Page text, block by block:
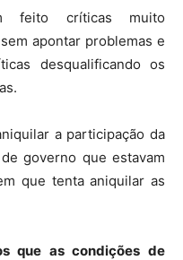
feito críticas muito
apontar problemas e
desqualificando os
a participação da
governo que estavam
que tenta aniquilar as
que as condições de